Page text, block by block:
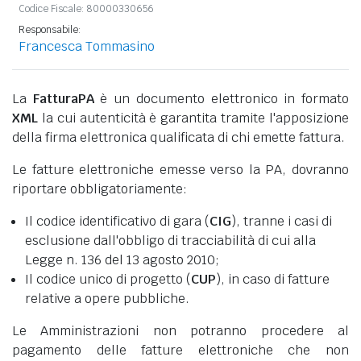
Codice Fiscale: 80000330656
Responsabile:
Francesca Tommasino
La FatturaPAè un documento elettronico in formato
XML la cui autenticità è garantita tramite l'apposizione
della firma elettronica qualificata di chi emette fattura.
Le fatture elettroniche emesse verso la PA, dovranno
riportare obbligatoriamente:
Il codice identificativo di gara (CIG), tranne i casi di
esclusione dall'obbligo di tracciabilità di cui alla
Legge n. 136 del 13 agosto 2010;
Il codice unico di progetto (CUP), in caso di fatture
relative a opere pubbliche.
Le Amministrazioni non potranno procedere al
pagamento delle fatture elettroniche che non